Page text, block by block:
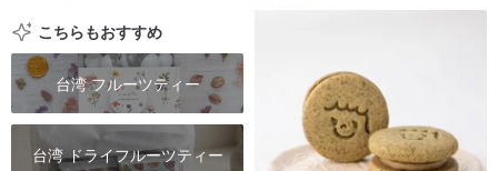
こちらもおすすめ
台湾 フルーツティー
台湾 ドライフルーツティー